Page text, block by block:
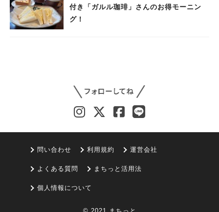
付き「ガルル珈琲」さんのお得モーニン
グ！
問い合わせ 利用規約 運営会社
よくある質問 まちっと活用法
個人情報について